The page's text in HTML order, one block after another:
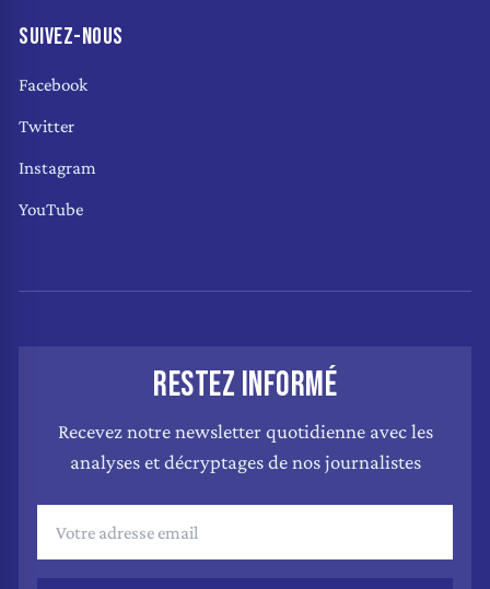
SUIVEZ-NOUS
Facebook
Twitter
Instagram
YouTube
RESTEZ INFORMÉ
Recevez notre newsletter quotidienne avec les
analyses et décryptages de nos journalistes